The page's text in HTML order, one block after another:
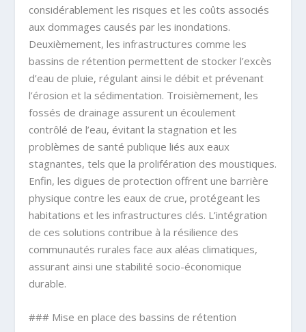
considérablement les risques et les coûts associés
aux dommages causés par les inondations.
Deuxièmement, les infrastructures comme les
bassins de rétention permettent de stocker l’excès
d’eau de pluie, régulant ainsi le débit et prévenant
l’érosion et la sédimentation. Troisièmement, les
fossés de drainage assurent un écoulement
contrôlé de l’eau, évitant la stagnation et les
problèmes de santé publique liés aux eaux
stagnantes, tels que la prolifération des moustiques.
Enfin, les digues de protection offrent une barrière
physique contre les eaux de crue, protégeant les
habitations et les infrastructures clés. L’intégration
de ces solutions contribue à la résilience des
communautés rurales face aux aléas climatiques,
assurant ainsi une stabilité socio-économique
durable.
### Mise en place des bassins de rétention